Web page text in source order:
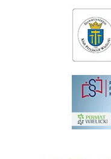
wieliczka-
pomoc